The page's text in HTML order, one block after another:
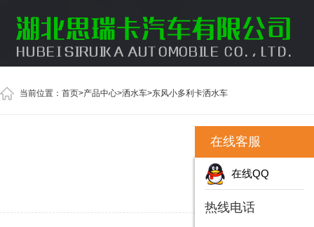
当前位置： 首页>产品中心>洒水车>东风小多利卡洒水车
在线客服
在线QQ
热线电话